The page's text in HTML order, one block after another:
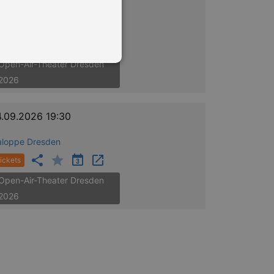
Air-Theater Dresden
19:30
Dresden
Air-Theater Dresden
Ihren account. Ohne diese
visitor cookie consent
to work properly.
Cross-Site Request Forgery